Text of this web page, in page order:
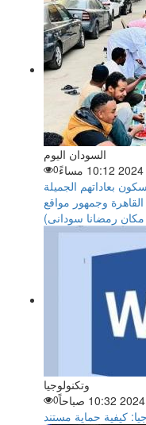
السودان اليوم
0
بعاداتهم الجميلة
وجمهور مواقع
رمضانا سودانى)
وتكنولوجيا
0